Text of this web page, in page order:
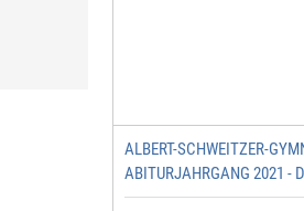
ALBERT-SCHWEITZER-
ABITURJAHRGANG 2021 -